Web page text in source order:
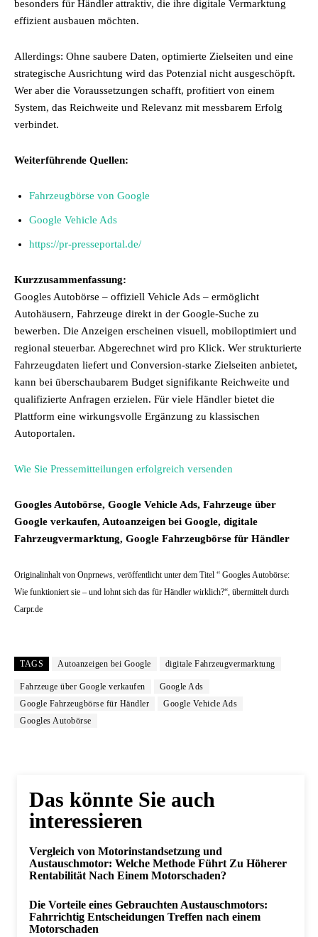
besonders für Händler attraktiv, die ihre digitale Vermarktung
effizient ausbauen möchten.
Allerdings: Ohne saubere Daten, optimierte Zielseiten und eine
strategische Ausrichtung wird das Potenzial nicht ausgeschöpft.
Wer aber die Voraussetzungen schafft, profitiert von einem
System, das Reichweite und Relevanz mit messbarem Erfolg
verbindet.
Weiterführende Quellen:
Fahrzeugbörse von Google
Google Vehicle Ads
https://pr-presseportal.de/
Kurzzusammenfassung:
Googles Autobörse – offiziell Vehicle Ads – ermöglicht
Autohäusern, Fahrzeuge direkt in der Google-Suche zu
bewerben. Die Anzeigen erscheinen visuell, mobiloptimiert und
regional steuerbar. Abgerechnet wird pro Klick. Wer strukturierte
Fahrzeugdaten liefert und Conversion-starke Zielseiten anbietet,
kann bei überschaubarem Budget signifikante Reichweite und
qualifizierte Anfragen erzielen. Für viele Händler bietet die
Plattform eine wirkungsvolle Ergänzung zu klassischen
Autoportalen.
Wie Sie Pressemitteilungen erfolgreich versenden
Googles Autobörse, Google Vehicle Ads, Fahrzeuge über
Google verkaufen, Autoanzeigen bei Google, digitale
Fahrzeugvermarktung, Google Fahrzeugbörse für Händler
Originalinhalt von Onprnews, veröffentlicht unter dem Titel “ Googles Autobörse:
Wie funktioniert sie – und lohnt sich das für Händler wirklich?“, übermittelt durch
Carpr.de
TAGS Autoanzeigen bei Google digitale Fahrzeugvermarktung
Fahrzeuge über Google verkaufen
Google Ads
Google Fahrzeugbörse für Händler
Google Vehicle Ads
Googles Autobörse
Das könnte Sie auch
interessieren
Vergleich von Motorinstandsetzung und
Austauschmotor: Welche Methode Führt Zu Höherer
Rentabilität Nach Einem Motorschaden?
Die Vorteile eines Gebrauchten Austauschmotors:
Fahrrichtig Entscheidungen Treffen nach einem
Motorschaden